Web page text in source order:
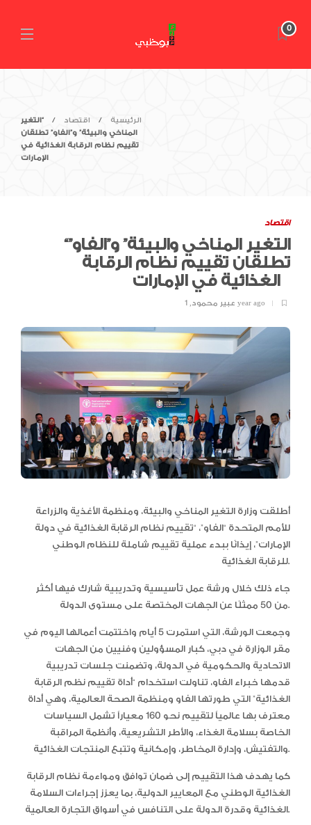
0
الرئيسية اقتصاد
“التغير
المناخي والبيئة” و”الفاو” تطلقان
تقييم نظام الرقابة الغذائية في
الإمارات
اقتصاد
“التغير المناخي والبيئة” و”الفاو”
تطلقان تقييم نظام الرقابة
عبير محمود, 1 year ago
أطلقت وزارة التغير المناخي والبيئة، ومنظمة الأغذية والزراعة
للأمم المتحدة “الفاو”، “تقييم نظام الرقابة الغذائية في دولة
الإمارات”، إيذانًا ببدء عملية تقييم شاملة للنظام الوطني
للرقابة الغذائية.
جاء ذلك خلال ورشة عمل تأسيسية وتدريبية شارك فيها أكثر
من 50 ممثلًا عن الجهات المختصة على مستوى الدولة.
وجمعت الورشة، التي استمرت 5 أيام واختتمت أعمالها اليوم في
مقر الوزارة في دبي، كبار المسؤولين وفنيين من الجهات
الاتحادية والحكومية في الدولة، وتضمنت جلسات تدريبية
قدمها خبراء الفاو، تناولت استخدام “أداة تقييم نظم الرقابة
الغذائية” التي طورتها الفاو ومنظمة الصحة العالمية، وهي أداة
معترف بها عالمياً لتقييم نحو 160 معياراً تشمل السياسات
الخاصة بسلامة الغذاء، والأطر التشريعية، وأنظمة المراقبة
والتفتيش، وإدارة المخاطر، وإمكانية وتتبع المنتجات الغذائية.
كما يهدف هذا التقييم إلى ضمان توافق ومواءمة نظام الرقابة
الغذائية الوطني مع المعايير الدولية، بما يعزز إجراءات السلامة
الغذائية وقدرة الدولة على التنافس في أسواق التجارة العالمية.